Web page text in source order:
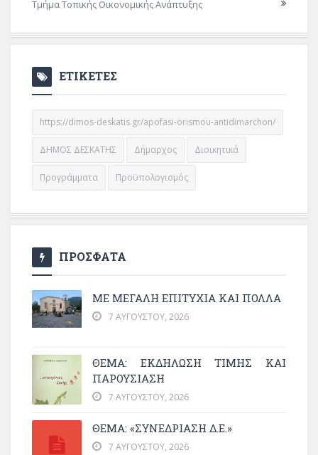
Τμήμα Τοπικής Οικονομικής Ανάπτυξης
ΕΤΙΚΕΤΕΣ
https://dimos-deskatis.gr/apofasi-orismou-antidimarchon/
ΔΗΜΟΣ ΔΕΣΚΑΤΗΣ Δήμαρχος Διοικητικά
Προγράμματα Προϋπολογισμός
ΠΡΟΣΦΑΤΑ
ΜΕ ΜΕΓΆΛΗ ΕΠΙΤΥΧΊΑ ΚΑΙ ΠΟΛΛΆ
7 ΑΥΓΟΎΣΤΟΥ, 2026
ΘΈΜΑ: ΕΚΔΉΛΩΣΗ ΤΙΜΉΣ ΚΑΙ
ΠΑΡΟΥΣΊΑΣΗ
7 ΑΥΓΟΎΣΤΟΥ, 2026
ΘΕΜΑ: «ΣΥΝΕΔΡΊΑΣΗ Δ.Ε.»
7 ΑΥΓΟΎΣΤΟΥ, 2026